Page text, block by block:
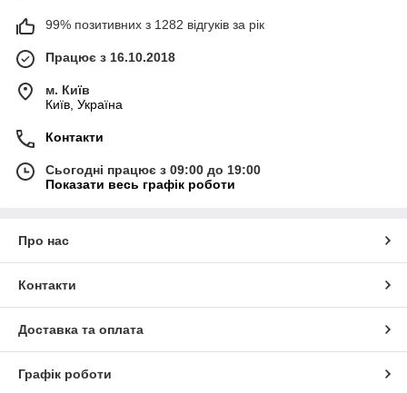
99% позитивних з 1282 відгуків за рік
Працює з 16.10.2018
м. Київ
Київ, Україна
Контакти
Сьогодні працює з 09:00 до 19:00
Показати весь графік роботи
Про нас
Контакти
Доставка та оплата
Графік роботи